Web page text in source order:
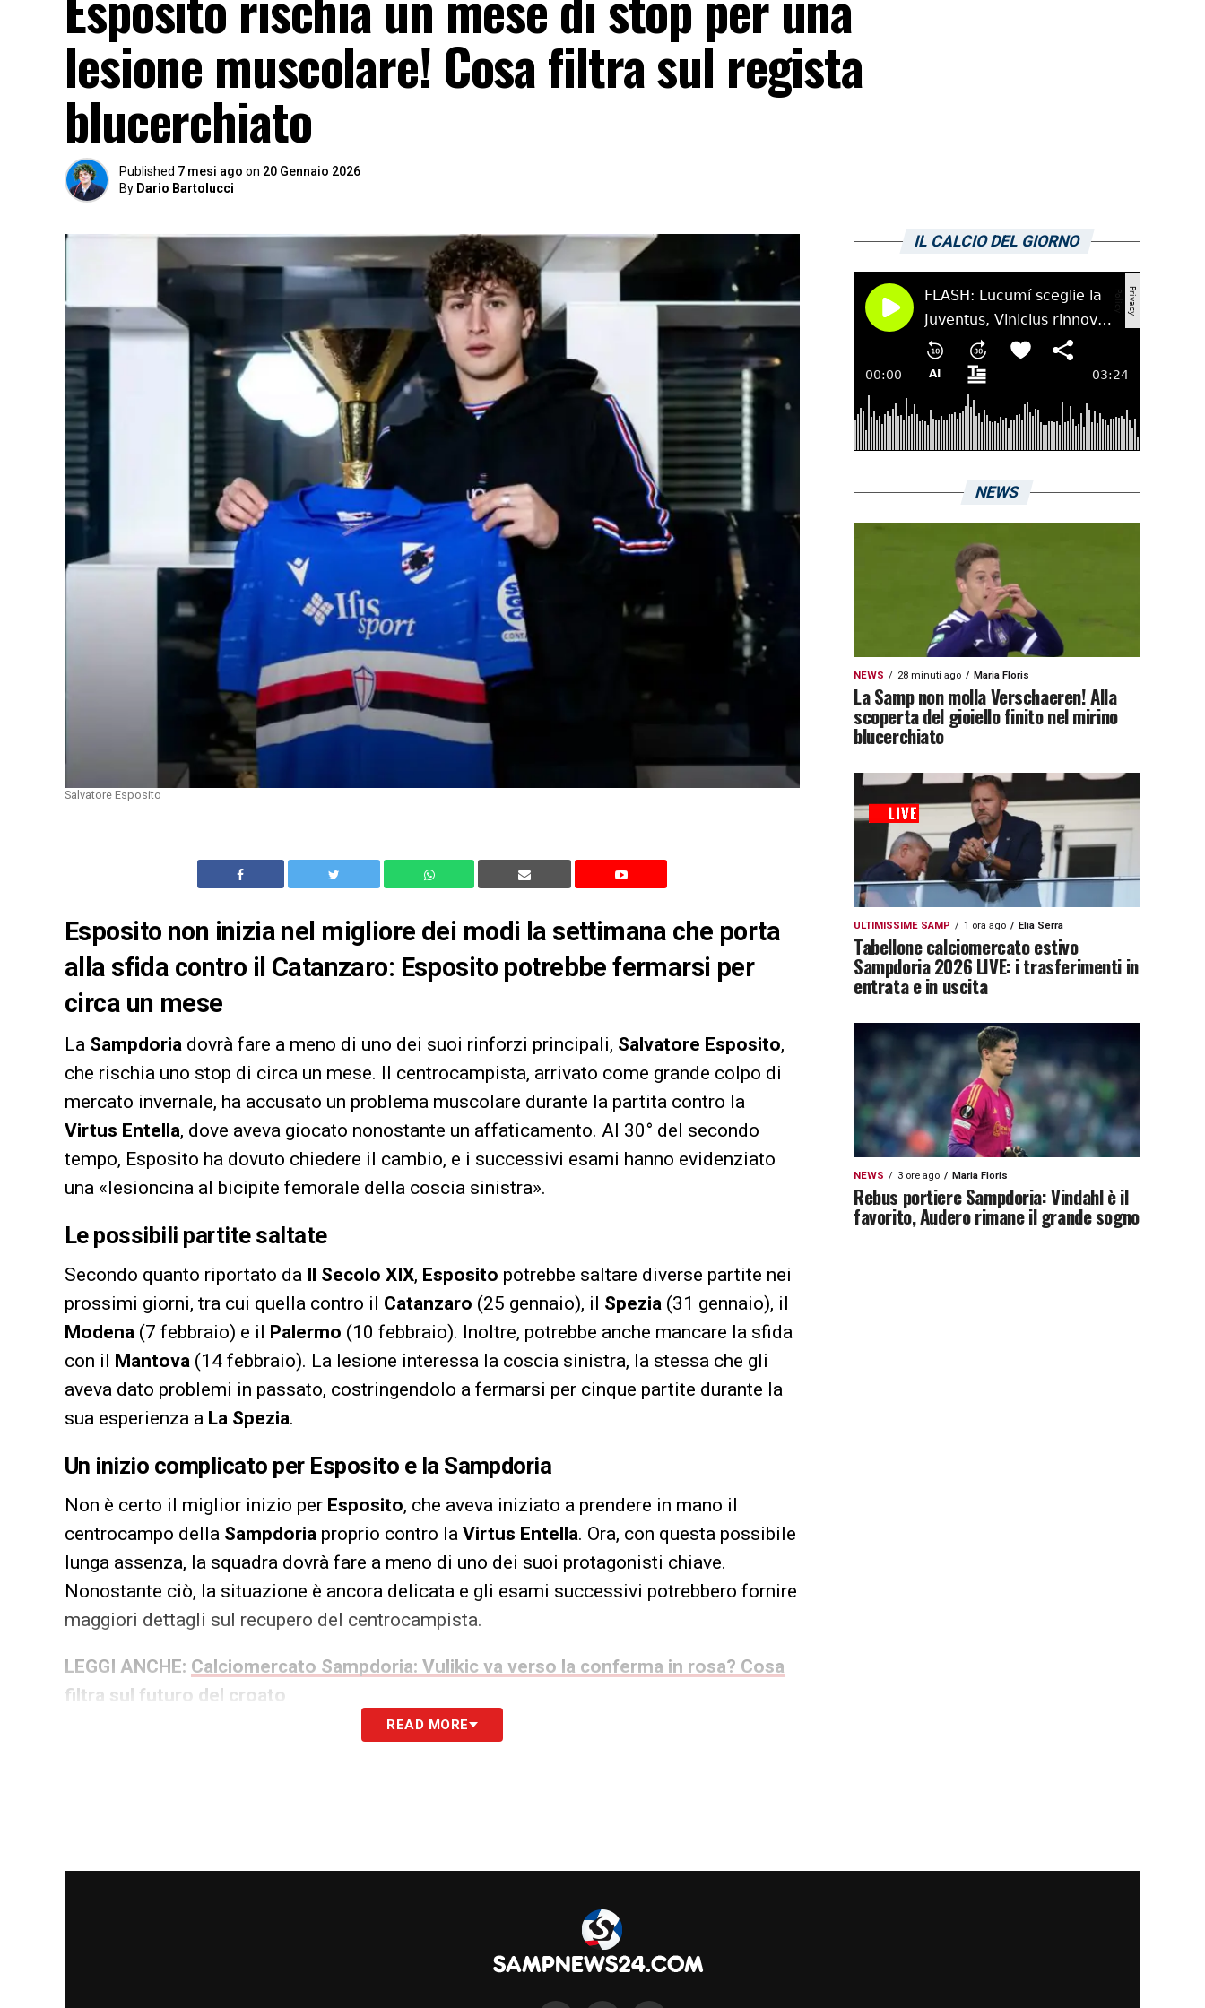
lesione muscolare! Cosa filtra sul regista
blucerchiato
Published 7 mesi ago on 20 Gennaio 2026
By Dario Bartolucci
Salvatore Esposito
Esposito non inizia nel migliore dei modi la settimana che porta
alla sfida contro il Catanzaro: Esposito potrebbe fermarsi per
circa un mese
La Sampdoria dovrà fare a meno di uno dei suoi rinforzi principali, Salvatore Esposito,
che rischia uno stop di circa un mese. Il centrocampista, arrivato come grande colpo di
mercato invernale, ha accusato un problema muscolare durante la partita contro la
Virtus Entella, dove aveva giocato nonostante un affaticamento. Al 30° del secondo
tempo, Esposito ha dovuto chiedere il cambio, e i successivi esami hanno evidenziato
una «lesioncina al bicipite femorale della coscia sinistra».
Le possibili partite saltate
Secondo quanto riportato da Il Secolo XIX, Esposito potrebbe saltare diverse partite nei
prossimi giorni, tra cui quella contro il Catanzaro (25 gennaio), il Spezia (31 gennaio), il
Modena (7 febbraio) e il Palermo (10 febbraio). Inoltre, potrebbe anche mancare la sfida
con il Mantova (14 febbraio). La lesione interessa la coscia sinistra, la stessa che gli
aveva dato problemi in passato, costringendolo a fermarsi per cinque partite durante la
sua esperienza a La Spezia.
Un inizio complicato per Esposito e la Sampdoria
Non è certo il miglior inizio per Esposito, che aveva iniziato a prendere in mano il
centrocampo della Sampdoria proprio contro la Virtus Entella. Ora, con questa possibile
lunga assenza, la squadra dovrà fare a meno di uno dei suoi protagonisti chiave.
Nonostante ciò, la situazione è ancora delicata e gli esami successivi potrebbero fornire
maggiori dettagli sul recupero del centrocampista.
LEGGI ANCHE: Calciomercato Sampdoria: Vulikic va verso la conferma in rosa? Cosa
filtra sul futuro del croato
READ MORE
IL CALCIO DEL GIORNO
NEWS
NEWS 28 minuti ago Maria Floris
La Samp non molla Verschaeren! Alla
scoperta del gioiello finito nel mirino
blucerchiato
ULTIMISSIME SAMP 1 ora ago Elia Serra
Tabellone calciomercato estivo
Sampdoria 2026 LIVE: i trasferimenti in
entrata e in uscita
NEWS 3 ore ago Maria Floris
Rebus portiere Sampdoria: Vindahl è il
favorito, Audero rimane il grande sogno